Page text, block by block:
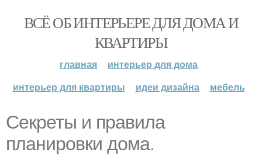
ВСЁ ОБ ИНТЕРЬЕРЕ ДЛЯ ДОМА И
КВАРТИРЫ
главная
интерьер для дома
интерьер для квартиры
идеи дизайна мебель
Секреты и правила
планировки дома.